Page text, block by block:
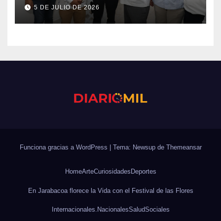
reconoce al presidente
Abinader por su respaldo al
leche nacional al Programa
5 DE JULIO DE 2026
Funciona gracias a WordPress Tema: Newsup de Themeansar
HomeArteCuriosidades Deportes
En Jarabacoa florece la Vida con el Festival de las Flores
Internacionales. NacionalesSaludSociales